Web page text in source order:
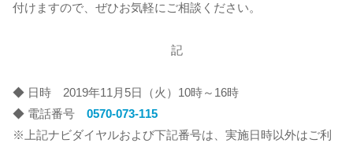
付けますので、ぜひお気軽にご相談ください。
記
◆ 日時 2019年11月5日（火）10時～16時
◆ 電話番号 0570-073-115
※上記ナビダイヤルおよび下記番号は、実施日時以外はご利